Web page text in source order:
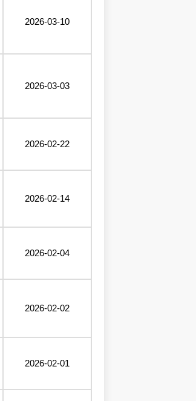
2026-03-10
2026-03-03
2026-02-22
2026-02-14
2026-02-04
2026-02-02
2026-02-01